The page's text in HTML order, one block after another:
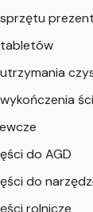
do AGD
do
rolnicze